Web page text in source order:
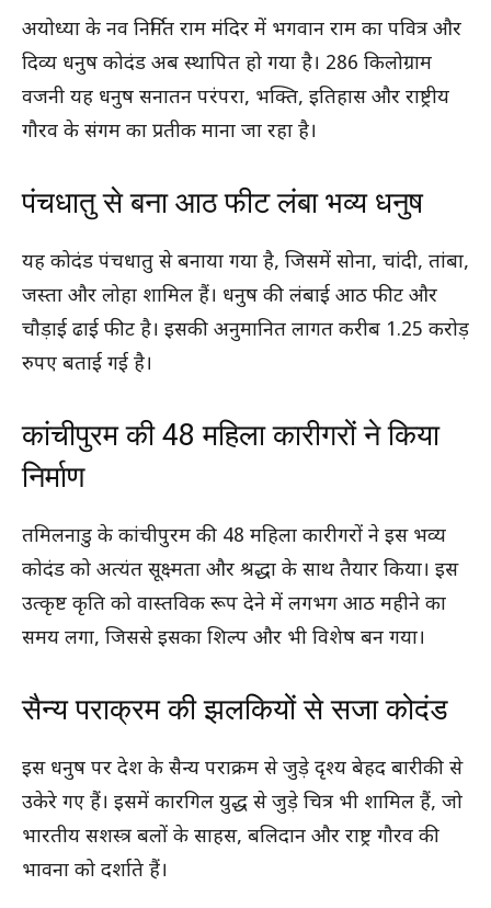
अयोध्या के नव निर्मित राम मंदिर में भगवान राम का पवित्र और
दिव्य धनुष कोदंड अब स्थापित हो गया है। 286 किलोग्राम
वजनी यह धनुष सनातन परंपरा, भक्ति, इतिहास और राष्ट्रीय
गौरव के संगम का प्रतीक माना जा रहा है।
पंचधातु से बना आठ फीट लंबा भव्य धनुष
यह कोदंड पंचधातु से बनाया गया है, जिसमें सोना, चांदी, तांबा,
जस्ता और लोहा शामिल हैं। धनुष की लंबाई आठ फीट और
चौड़ाई ढाई फीट है। इसकी अनुमानित लागत करीब 1.25 करोड़
रुपए बताई गई है।
कांचीपुरम की 48 महिला कारीगरों ने किया
निर्माण
तमिलनाडु के कांचीपुरम की 48 महिला कारीगरों ने इस भव्य
कोदंड को अत्यंत सूक्ष्मता और श्रद्धा के साथ तैयार किया। इस
उत्कृष्ट कृति को वास्तविक रूप देने में लगभग आठ महीने का
समय लगा, जिससे इसका शिल्प और भी विशेष बन गया।
सैन्य पराक्रम की झलकियों से सजा कोदंड
इस धनुष पर देश के सैन्य पराक्रम से जुड़े दृश्य बेहद बारीकी से
उकेरे गए हैं। इसमें कारगिल युद्ध से जुड़े चित्र भी शामिल हैं, जो
भारतीय सशस्त्र बलों के साहस, बलिदान और राष्ट्र गौरव की
भावना को दर्शाते हैं।